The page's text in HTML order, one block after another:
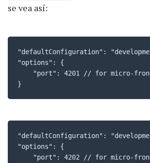
se vea así:
"defaultConfiguration":
"options": {
"port": 4201 // for micro-
}
"defaultConfiguration":
"options": {
"port": 4202 // for micro-